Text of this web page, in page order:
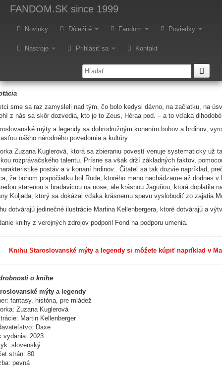
FANDOM.SK since 1999
Novinky Dôležité Fandom Poviedky
Nástroje Prihlásiť sa Kontakt
- Zuzana
vyšla vo vydavateľstve Daxe.
sme sa raz zamysleli nad tým, čo bolo kedysi dávno, na začiatku, na
z nás sa skôr dozvedia, kto je to Zeus, Héraa pod. – a to vďaka
mýty a legendy sa dobrodružným konaním bohov a hrdinov,
nášho národného povedomia a kultúry.
Zuzana Kuglerová, ktorá sa zbieraniu povestí venuje systematicky už
rozprávačského talentu. Prísne sa však drží základných faktov,
postáv a v konaní hrdinov.. Čitateľ sa tak dozvie napríklad,
že bohom prapočiatku bol Rode, ktorého meno nachádzame až dodnes
starenou s bradavicou na nose, ale krásnou Jaguňou, ktorá
Koljada, ktorý sa dokázal vďaka krásnemu spevu vyslobodiť zo zajatia
dotvárajú jedinečné ilustrácie Martina Kellenbergera, ktoré dotvárajú a
knihy z verejných zdrojov podporil Fond na podporu umenia.
Knihu Staroslovanské mýty a legendy si môžete kúpiť napríklad v
o knihe
mýty a legendy
fantasy, história, pre mládež
Zuzana Kuglerová
Martin Kellenberger
Daxe
vydania: 2023
slovenský
strán: 80
pevná